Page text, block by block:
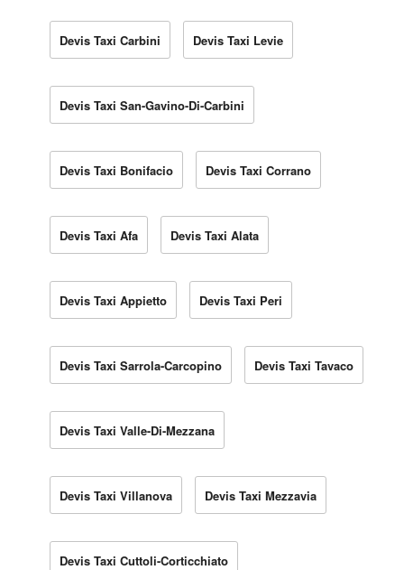
Devis Taxi Carbini Devis Taxi Levie
Devis Taxi San-Gavino-Di-Carbini
Devis Taxi Bonifacio Devis Taxi Corrano
Devis Taxi Afa Devis Taxi Alata
Devis Taxi Appietto Devis Taxi Peri
Devis Taxi Sarrola-Carcopino Devis Taxi Tavaco
Devis Taxi Valle-Di-Mezzana
Devis Taxi Villanova Devis Taxi Mezzavia
Devis Taxi Cuttoli-Corticchiato